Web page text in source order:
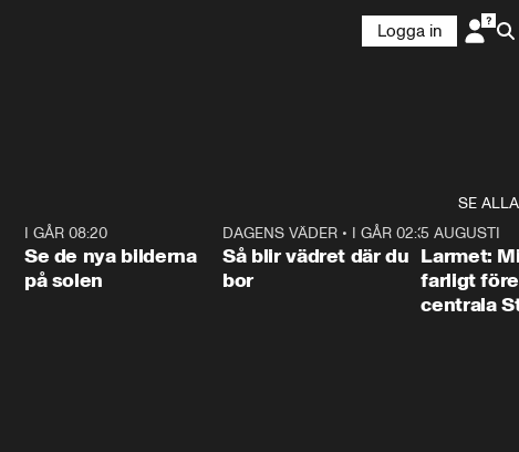
Logga in
SE ALLA
I GÅR 08:20
Se de nya bilderna
på solen
1:06
DAGENS VÄDER • I GÅR 02:30
Så blir vädret där du
bor
5 AUGUSTI
Larmet:
farligt
centrala